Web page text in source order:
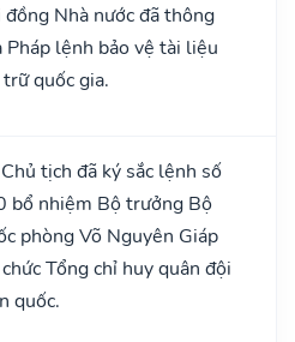
đồng Nhà nước đã thông
Pháp lệnh bảo vệ tài liệu
quốc gia.
tịch đã ký sắc lệnh số
bổ nhiệm Bộ trưởng Bộ
phòng Võ Nguyên Giáp
Tổng chỉ huy quân đội
quốc.